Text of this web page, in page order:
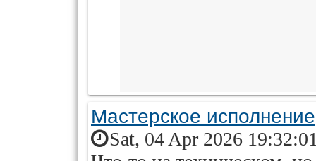
Мастерское исполнение
Sat, 04 Apr 2026